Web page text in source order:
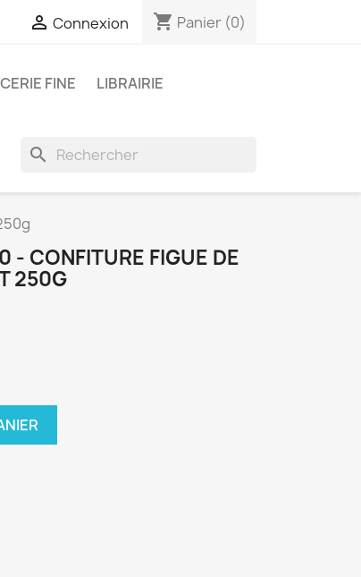
 Connexion shopping_cart Panier (0)
FINE
LIBRAIRIE
search
- CONFITURE FIGUE DE
250G